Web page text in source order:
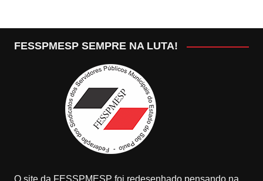
FESSPMESP SEMPRE NA LUTA!
O site da FESSPMESP foi redesenhado pensando na